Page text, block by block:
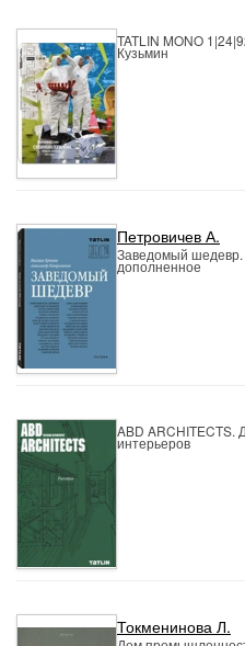
TATLIN MONO
Кузьмин
Петровичев А.
Заведомый шедевр.
дополненное
ABD ARCHITECTS.
интерьеров
Токменинова Л.